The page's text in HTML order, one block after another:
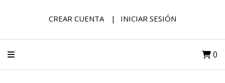
CREAR CUENTA INICIAR SESIÓN
0